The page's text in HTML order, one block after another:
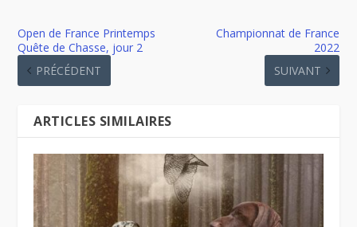
Open de France Printemps
Quête de Chasse, jour 2
PRÉCÉDENT
Championnat de France
2022
SUIVANT
ARTICLES SIMILAIRES